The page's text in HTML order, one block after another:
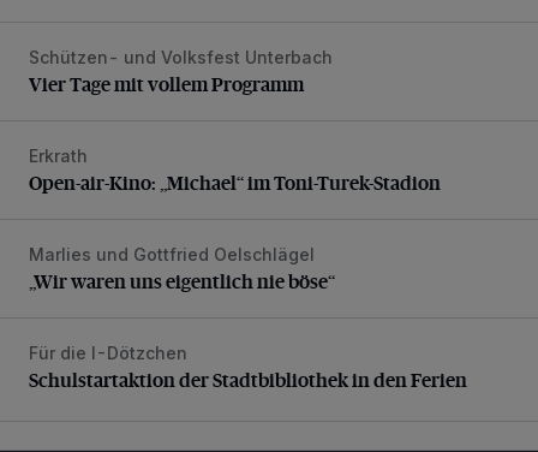
Vier Tage mit vollem Programm
Schützen- und Volksfest Unterbach
Vier Tage mit vollem Programm
Open-air-Kino: „Michael“ im Toni-Turek-Stadion
Erkrath
Open-air-Kino: „Michael“ im Toni-Turek-Stadion
„Wir waren uns eigentlich nie böse“
Marlies und Gottfried Oelschlägel
„Wir waren uns eigentlich nie böse“
Schulstartaktion der Stadtbibliothek in den Ferien
Für die I-Dötzchen
Schulstartaktion der Stadtbibliothek in den Ferien